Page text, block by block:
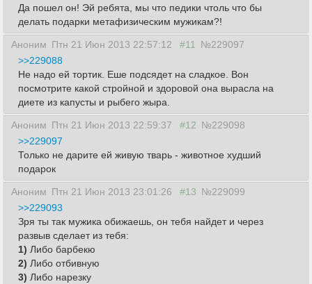
Да пошел он! Эй ребята, мы что педики чтоль что бы
делать подарки метафизическим мужикам?!
Аноним Птн 21 Июн 2013 22:57:12 #11
№229097
>>229088
Не надо ей тортик. Еше подсядет на сладкое. Вон
посмотрите какой стройной и здоровой она вырасла на
диете из капусты и рыбего жыра.
Аноним Птн 21 Июн 2013 22:59:37 #12 №229098
>>229097
Только не дарите ей живую тварь - животное худший
подарок
Аноним Птн 21 Июн 2013 23:01:26 #13 №229099
>>229093
Зря ты так мужика обижаешь, он тебя найдет и через
развыв сделает из тебя:
1) Либо барбекю
2) Либо отбивную
3) Либо нарезку